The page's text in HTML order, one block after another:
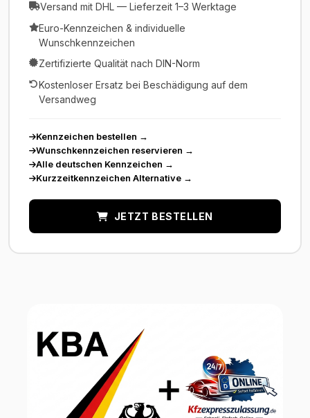
Versand mit DHL — Lieferzeit 1–3 Werktage
Euro-Kennzeichen & individuelle
Wunschkennzeichen
Zertifizierte Qualität nach DIN-Norm
Kostenloser Ersatz bei Beschädigung auf dem
Versandweg
Kennzeichen bestellen →
Wunschkennzeichen reservieren →
Alle deutschen Kennzeichen →
Kurzzeitkennzeichen Alternative →
JETZT BESTELLEN